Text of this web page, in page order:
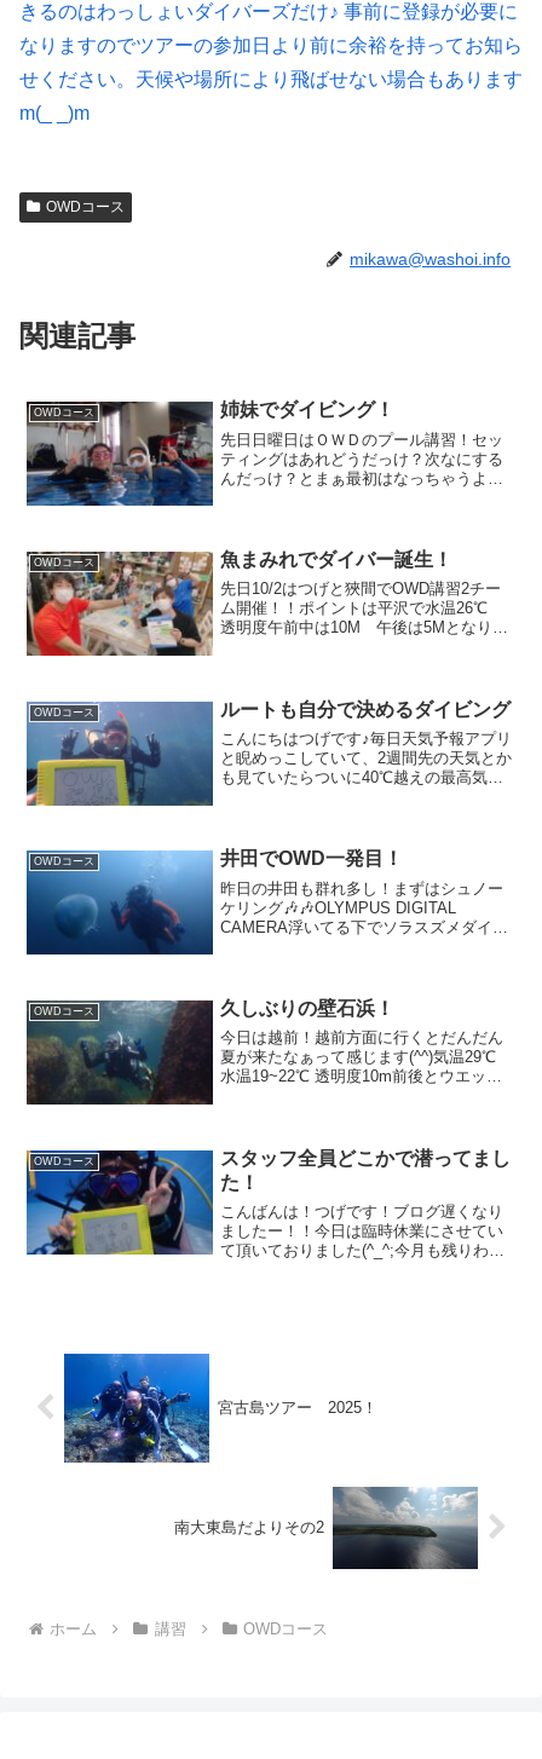
きるのはわっしょいダイバーズだけ♪ 事前に登録が必要に
なりますのでツアーの参加日より前に余裕を持ってお知ら
せください。天候や場所により飛ばせない場合もあります
m(_ _)m
OWDコース
mikawa@washoi.info
関連記事
OWDコース 姉妹でダイビング！
先日日曜日はＯＷＤのプール講習！セッ
ティングはあれどうだっけ？次なにする
んだっけ？とまぁ最初はなっちゃうよね
習は無...
OWDコース 魚まみれでダイバー誕生！
先日10/2はつげと狹間でOWD講習2チー
ム開催！！ポイントは平沢で水温26℃
透明度午前中は10M 午後は5Mとなりま
て頂きまし...
OWDコース ルートも自分で決めるダイビング
こんにちはつげです♪毎日天気予報アプリ
と睨めっこしていて、2週間先の天気とか
も見ていたらついに40℃越えの最高気温
談半分だったのに、マジ...
OWDコース 井田でOWD一発目！
昨日の井田も群れ多し！まずはシュノー
ケリング🎶🎶OLYMPUS DIGITAL
CAMERA浮いてる下でソラスズメダイが
OWDコース 久しぶりの壁石浜！
今日は越前！越前方面に行くとだんだん
夏が来たなぁって感じます(^^)気温29℃
水温19~22℃ 透明度10m前後とウエット
OWDコース
スタッフ全員どこかで潜ってまし
た！
こんばんは！つげです！ブログ遅くなり
ましたー！！今日は臨時休業にさせてい
て頂いておりました(^_^;今月も残りわず
宮古島ツアー 2025！
南大東島だよりその2
ホーム 講習 OWDコース